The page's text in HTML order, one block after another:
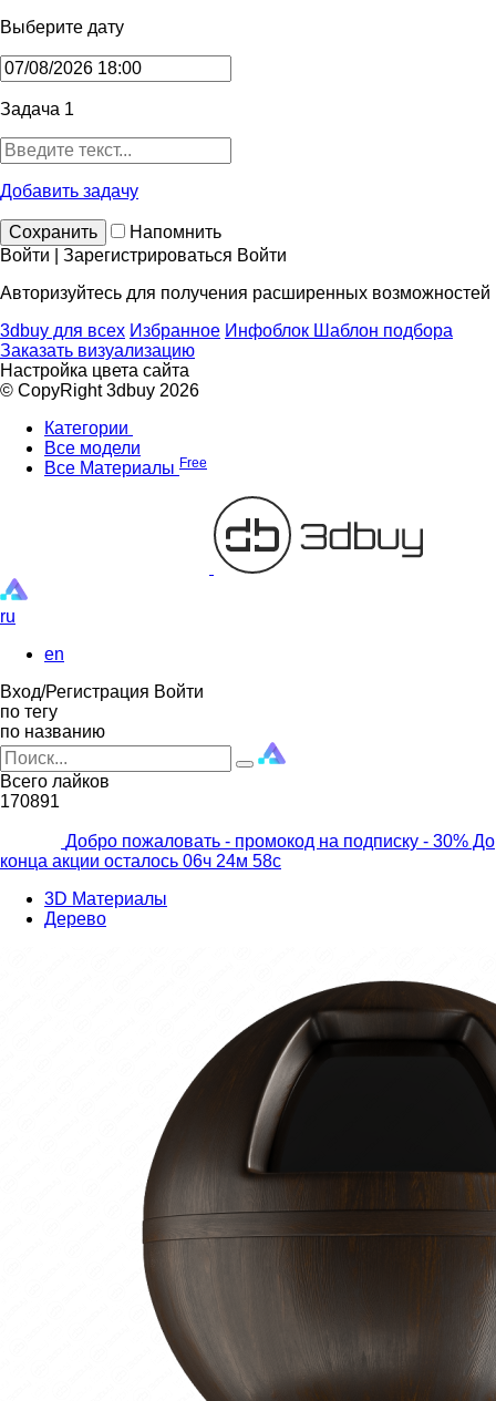
Выберите дату
Задача 1
Добавить задачу
Сохранить
Напомнить
Войти | Зарегистрироваться Войти
Авторизуйтесь для получения расширенных возможностей
3dbuy для всех Избранное Инфоблок Шаблон подбора
Заказать визуализацию
Настройка цвета сайта
© CopyRight 3dbuy 2026
Категории
Все модели
Все Материалы Free
ru
en
Вход/Регистрация Войти
по тегу
по названию
Всего лайков
170891
Добро пожаловать - промокод на подписку - 30% До
конца акции осталось 06ч 24м 56с
3D Материалы
Дерево